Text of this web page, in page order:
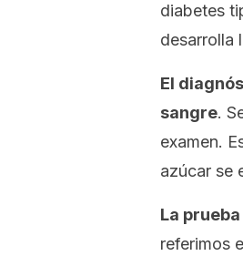
diabetes
desarrolla
El
sangre.
examen.
azúcar se
La
referimos